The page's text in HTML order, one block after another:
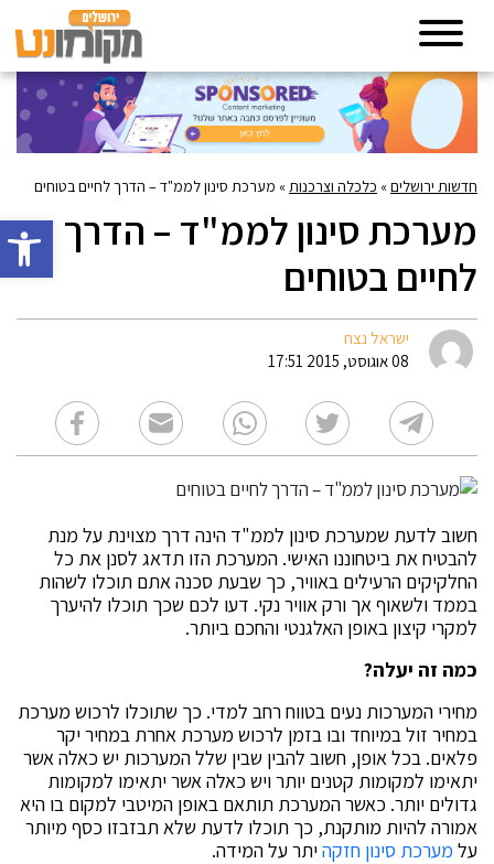
פתח
חדשות ירושלים» כלכלה וצרכנות» מערכת סינון לממ"ד – הדרך לחיים בטוחים
מערכת סינון לממ"ד – הדרך
לחיים בטוחים
ישראל נצח
08 אוגוסט, 2015 17:51
חשוב לדעת שמערכת סינון לממ"ד הינה דרך מצוינת על מנת
להבטיח את ביטחוננו האישי. המערכת הזו תדאג לסנן את כל
החלקיקים הרעילים באוויר, כך שבעת סכנה אתם תוכלו לשהות
בממד ולשאוף אך ורק אוויר נקי. דעו לכם שכך תוכלו להיערך
למקרי קיצון באופן האלגנטי והחכם ביותר.
כמה זה יעלה?
מחירי המערכות נעים בטווח רחב למדי. כך שתוכלו לרכוש מערכת
במחיר זול במיוחד ובו בזמן לרכוש מערכת אחרת במחיר יקר
פלאים. בכל אופן, חשוב להבין שבין שלל המערכות יש כאלה אשר
יתאימו למקומות קטנים יותר ויש כאלה אשר יתאימו למקומות
גדולים יותר. כאשר המערכת תותאם באופן המיטבי למקום בו היא
אמורה להיות מותקנת, כך תוכלו לדעת שלא תבזבזו כסף מיותר
על מערכת סינון חזקהיתר על המידה.